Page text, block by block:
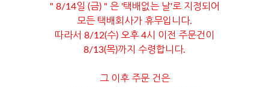
" 8/14일 (금) " 은 '택배없는 날'로 지정되어
모든 택배회사가 휴무입니다.
따라서 8/12(수) 오후 4시 이전 주문건이
8/13(목)까지 수령합니다.
그 이후 주문 건은